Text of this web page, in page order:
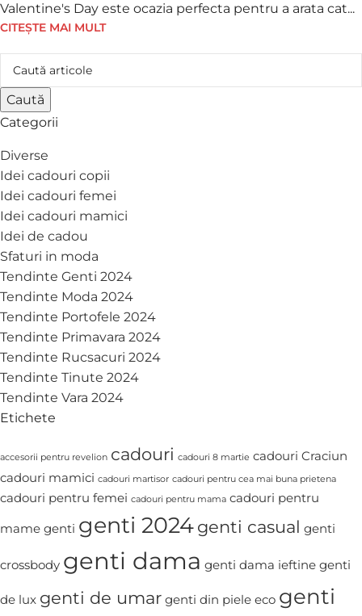
Valentine's Day este ocazia perfecta pentru a arata cat...
CITEȘTE MAI MULT
Caută
Categorii
Diverse
Idei cadouri copii
Idei cadouri femei
Idei cadouri mamici
Idei de cadou
Sfaturi in moda
Tendinte Genti 2024
Tendinte Moda 2024
Tendinte Portofele 2024
Tendinte Primavara 2024
Tendinte Rucsacuri 2024
Tendinte Tinute 2024
Tendinte Vara 2024
Etichete
accesorii pentru revelion cadouri cadouri 8 martie cadouri Craciun
cadouri mamici cadouri martisor cadouri pentru cea mai buna prietena
cadouri pentru femei cadouri pentru mama cadouri pentru
mame genti genti 2024 genti casual genti
crossbody genti dama genti dama ieftine genti
de lux genti de umar genti din piele eco genti